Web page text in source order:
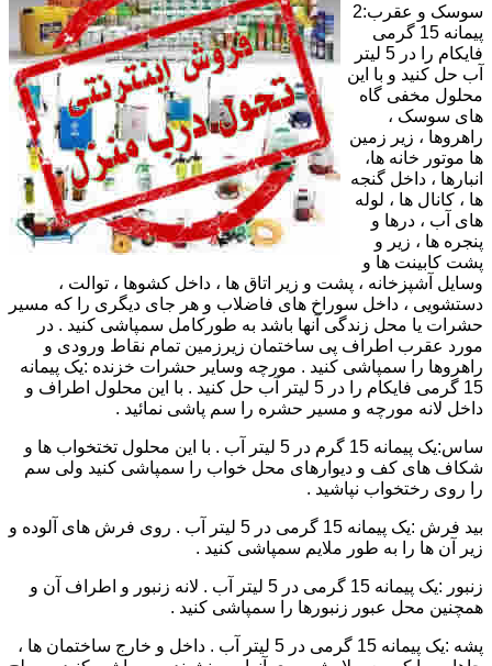
سوسک و عقرب:2
پیمانه 15 گرمی
فایکام را در 5 لیتر
آب حل کنید و با این
محلول مخفی گاه
های سوسک ،
راهروها ، زیر زمین
ها موتور خانه ها،
انبارها ، داخل گنجه
ها ، کانال ها ، لوله
های آب ، درها و
پنجره ها ، زیر و
پشت کابینت ها و
وسایل آشپزخانه ، پشت و زیر اتاق ها ، داخل کشوها ، توالت ،
دستشویی ، داخل سوراخ های فاضلاب و هر جای دیگری را که مسیر
حشرات یا محل زندگی آنها باشد به طورکامل سمپاشی کنید . در
مورد عقرب اطراف پی ساختمان زیرزمین تمام نقاط ورودی و
راهروها را سمپاشی کنید . مورچه وسایر حشرات خزنده :یک پیمانه
15 گرمی فایکام را در 5 لیتر آب حل کنید . با این محلول اطراف و
داخل لانه مورچه و مسیر حشره را سم پاشی نمائید .
ساس:یک پیمانه 15 گرم در 5 لیتر آب . با این محلول تختخواب ها و
شکاف های کف و دیوارهای محل خواب را سمپاشی کنید ولی سم
را روی رختخواب نپاشید .
بید فرش :یک پیمانه 15 گرمی در 5 لیتر آب . روی فرش های آلوده و
زیر آن ها را به طور ملایم سمپاشی کنید .
زنبور :یک پیمانه 15 گرمی در 5 لیتر آب . لانه زنبور و اطراف آن و
همچنین محل عبور زنبورها را سمپاشی کنید .
پشه :یک پیمانه 15 گرمی در 5 لیتر آب . داخل و خارج ساختمان ها ،